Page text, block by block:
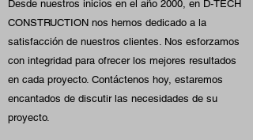
Desde nuestros inicios en el año 2000, en D-TECH
CONSTRUCTION nos hemos dedicado a la
satisfacción de nuestros clientes. Nos esforzamos
con integridad para ofrecer los mejores resultados
en cada proyecto. Contáctenos hoy, estaremos
encantados de discutir las necesidades de su
proyecto.